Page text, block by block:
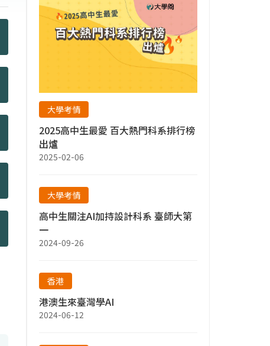
大學考情
2025高中生最愛 百大熱門科系排行榜
出爐
2025-02-06
大學考情
高中生關注AI加持設計科系 臺師大第
一
2024-09-26
香港
港澳生來臺灣學AI
2024-06-12